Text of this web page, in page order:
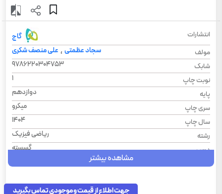
انتشارات
گاج
مولف
سجاد عظمتی ، علی منصف شکری
شابک
9786220304753
نوبت چاپ
1
پایه
دوازدهم
سری چاپ
میکرو
سال چاپ
1404
رشته
ریاضی فیزیک
درس
گسسته
مشاهده بیشتر
جهت اطلاع از قیمت و موجودی تماس بگیرید